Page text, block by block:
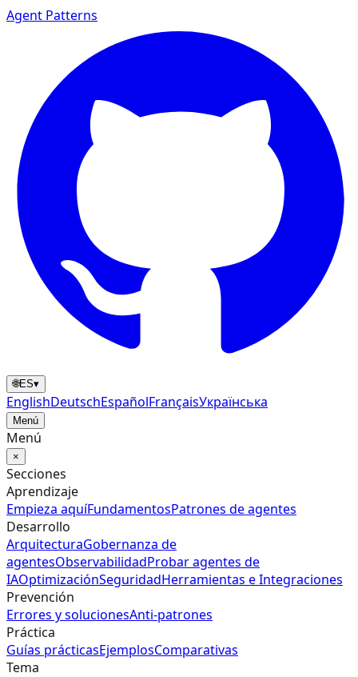
Agent Patterns
🌐ES▾
EnglishDeutschEspañolFrançaisУкраїнська
Menú
Menú
×
Secciones
Aprendizaje
Empieza aquíFundamentosPatrones de agentes
Desarrollo
ArquitecturaGobernanza de
agentesObservabilidadProbar agentes de
IAOptimizaciónSeguridadHerramientas e Integraciones
Prevención
Errores y solucionesAnti‑patrones
Práctica
Guías prácticasEjemplosComparativas
Tema